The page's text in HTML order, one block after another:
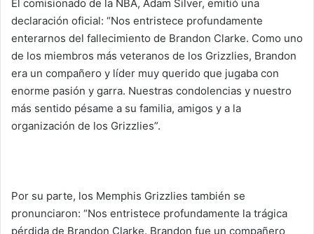
El comisionado de la NBA, Adam Silver, emitió una
declaración oficial: “Nos entristece profundamente
enterarnos del fallecimiento de Brandon Clarke. Como uno
de los miembros más veteranos de los Grizzlies, Brandon
era un compañero y líder muy querido que jugaba con
enorme pasión y garra. Nuestras condolencias y nuestro
más sentido pésame a su familia, amigos y a la
organización de los Grizzlies”.
Por su parte, los Memphis Grizzlies también se
pronunciaron: “Nos entristece profundamente la trágica
pérdida de Brandon Clarke. Brandon fue un compañero